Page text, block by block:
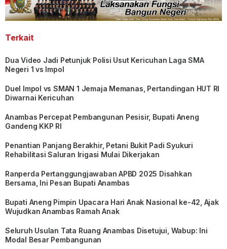
Terkait
Dua Video Jadi Petunjuk Polisi Usut Kericuhan Laga SMA
Negeri 1 vs Impol
Duel Impol vs SMAN 1 Jemaja Memanas, Pertandingan HUT RI
Diwarnai Kericuhan
Anambas Percepat Pembangunan Pesisir, Bupati Aneng
Gandeng KKP RI
Penantian Panjang Berakhir, Petani Bukit Padi Syukuri
Rehabilitasi Saluran Irigasi Mulai Dikerjakan
Ranperda Pertanggungjawaban APBD 2025 Disahkan
Bersama, Ini Pesan Bupati Anambas
Bupati Aneng Pimpin Upacara Hari Anak Nasional ke-42, Ajak
Wujudkan Anambas Ramah Anak
Seluruh Usulan Tata Ruang Anambas Disetujui, Wabup: Ini
Modal Besar Pembangunan